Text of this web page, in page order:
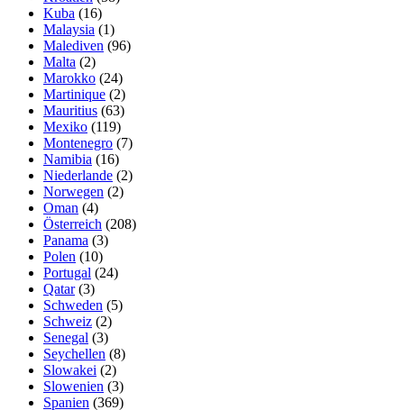
Kuba (16)
Malaysia (1)
Malediven (96)
Malta (2)
Marokko (24)
Martinique (2)
Mauritius (63)
Mexiko (119)
Montenegro (7)
Namibia (16)
Niederlande (2)
Norwegen (2)
Oman (4)
Österreich (208)
Panama (3)
Polen (10)
Portugal (24)
Qatar(3)
Schweden (5)
Schweiz (2)
Senegal (3)
Seychellen (8)
Slowakei (2)
Slowenien (3)
Spanien (369)